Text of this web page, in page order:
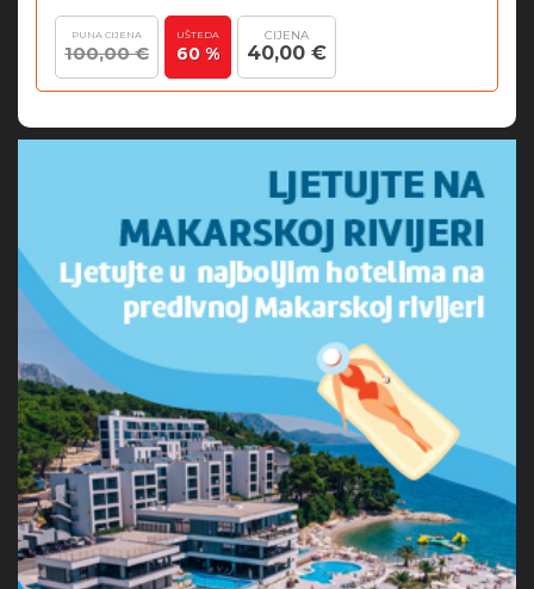
PUNA CIJENA
100,00 €
UŠTEDA
60 %
CIJENA
40,00 €